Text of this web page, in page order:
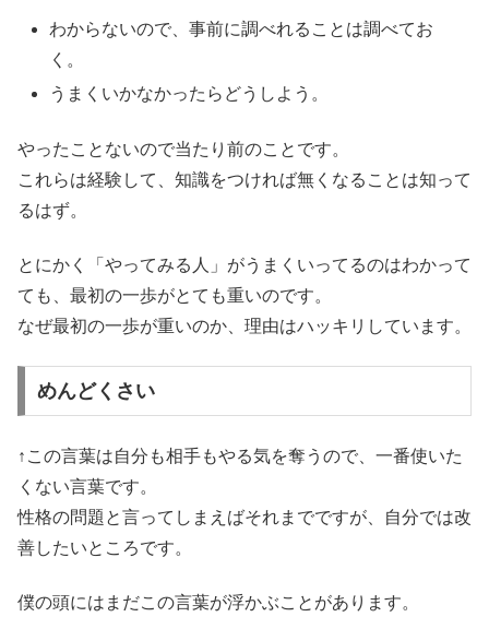
わからないので、事前に調べれることは調べてお
く。
うまくいかなかったらどうしよう。
やったことないので当たり前のことです。
これらは経験して、知識をつければ無くなることは知って
るはず。
とにかく「やってみる人」がうまくいってるのはわかって
ても、最初の一歩がとても重いのです。
なぜ最初の一歩が重いのか、理由はハッキリしています。
めんどくさい
↑この言葉は自分も相手もやる気を奪うので、一番使いた
くない言葉です。
性格の問題と言ってしまえばそれまでですが、自分では改
善したいところです。
僕の頭にはまだこの言葉が浮かぶことがあります。